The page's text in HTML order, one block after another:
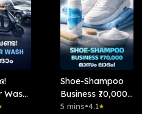
Wash
Shoe-Shampoo
Business ₹70,000
മാസം ലാഭം!
5 mins•4.1★